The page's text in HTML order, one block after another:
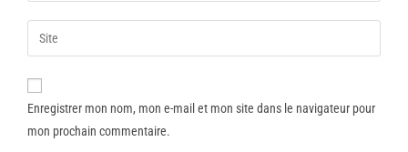
Enregistrer mon nom, mon e-mail et mon site dans le navigateur pour
mon prochain commentaire.